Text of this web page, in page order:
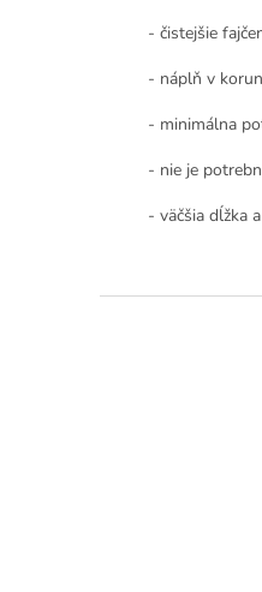
- čistejšie
- náplň v
- minimálna
- nie je
- väčšia dĺžka